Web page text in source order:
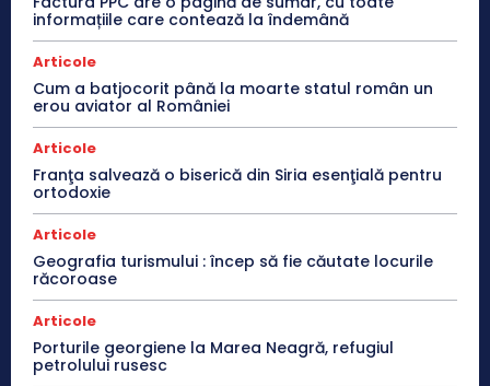
informațiile care contează la îndemână
Articole
Cum a batjocorit până la moarte statul român un
erou aviator al României
Articole
Franţa salvează o biserică din Siria esenţială pentru
ortodoxie
Articole
Geografia turismului : încep să fie căutate locurile
răcoroase
Articole
Porturile georgiene la Marea Neagră, refugiul
petrolului rusesc